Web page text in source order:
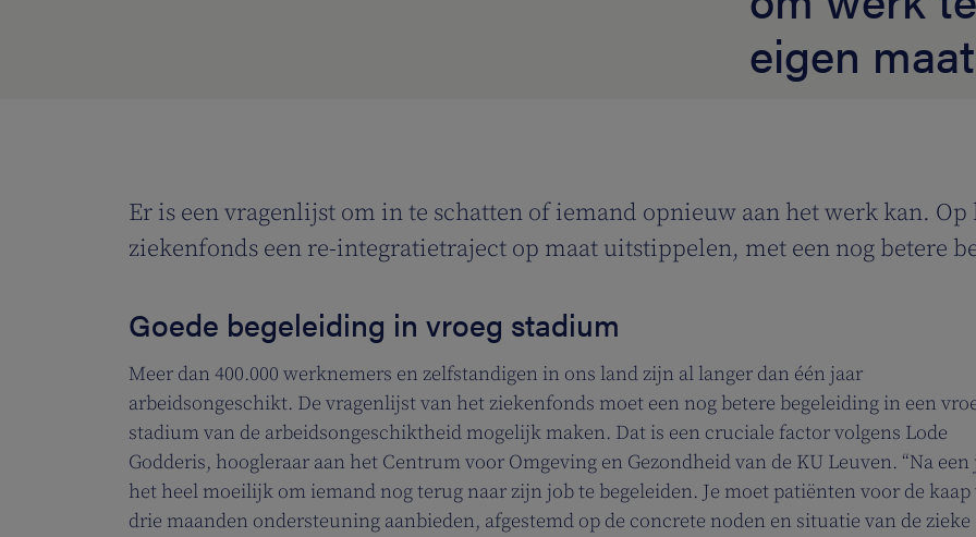
eigen maat
Er is een vragenlijst om in te schatten of iemand opnieuw aan het werk kan.
ziekenfonds een re-integratietraject op maat uitstippelen, met een nog betere
Goede begeleiding in vroeg stadium
Meer dan 400.000 werknemers en zelfstandigen in ons land zijn al langer dan één jaar
arbeidsongeschikt. De vragenlijst van het ziekenfonds moet een nog betere begeleiding in een
stadium van de arbeidsongeschiktheid mogelijk maken. Dat is een cruciale factor volgens Lode
Godderis, hoogleraar aan het Centrum voor Omgeving en Gezondheid van de KU Leuven. “Na een
het heel moeilijk om iemand nog terug naar zijn job te begeleiden. Je moet patiënten voor de kaap
drie maanden ondersteuning aanbieden, afgestemd op de concrete noden en situatie van de zieke